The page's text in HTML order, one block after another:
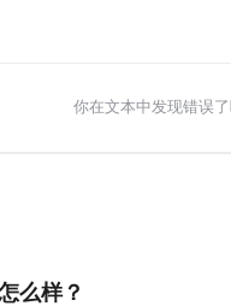
你在文本中发现错误
么样？